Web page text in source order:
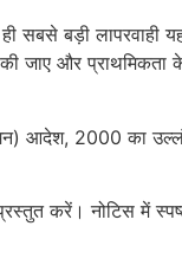
सबसे बड़ी
की जाए और
आदेश, 2000 का
करें। नोटिस में